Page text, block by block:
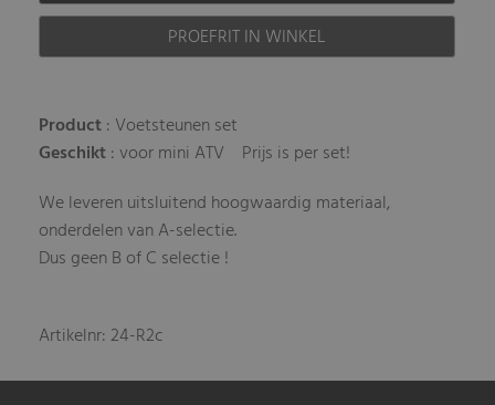
PROEFRIT IN WINKEL
Product: Voetsteunen set
Geschikt: voor mini ATV
Prijs is per set!
We leveren uitsluitend hoogwaardig materiaal,
onderdelen van A-selectie.
Dus geen B of C selectie !
Artikelnr: 24-R2c